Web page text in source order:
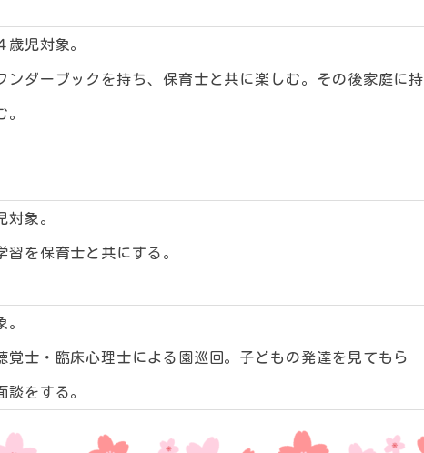
歳児対象。
ンダーブックを持ち、保育士と共に楽しむ。その後家庭に持
。
対象。
習を保育士と共にする。
。
覚士・臨床心理士による園巡回。子どもの発達を見てもら
談をする。